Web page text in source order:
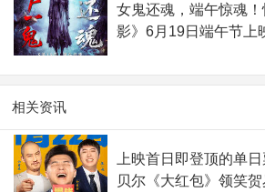
女鬼还魂，端午惊魂
影》6月19日端午节上
相关资讯
上映首日即登顶的单
贝尔《大红包》领笑贺